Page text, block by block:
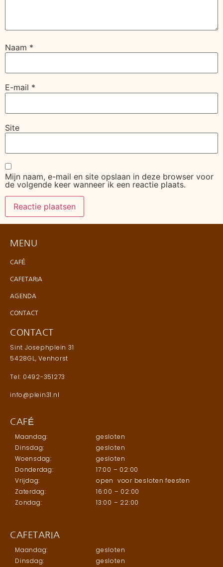
Naam *
E-mail *
Site
Mijn naam, e-mail en site opslaan in deze browser voor
de volgende keer wanneer ik een reactie plaats.
MENU
CAFÉ
CAFETARIA
AGENDA
CONTACT
CONTACT
Sint Josephplein 31
5428GL, Venhorst
Tel: 0492-351273
info@plein31.nl
CAFÉ
Maandag:
Dinsdag:
Woensdag:
Donderdag:
Vrijdag:
Zaterdag:
Zondag:
gesloten
gesloten
gesloten
17:00 – 02:00
open voor besloten feesten
16:00 – 02:00
13:00 – 22:00
CAFETARIA
Maandag:
Dinsdag:
gesloten
gesloten